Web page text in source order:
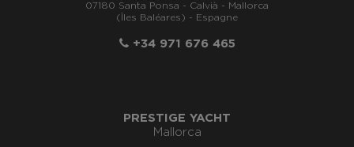
07180 Santa Ponsa - Calvià - Mallorca
(Îles Baléares) - Espagne
+34 971 676 465
PRESTIGE YACHT
Mallorca